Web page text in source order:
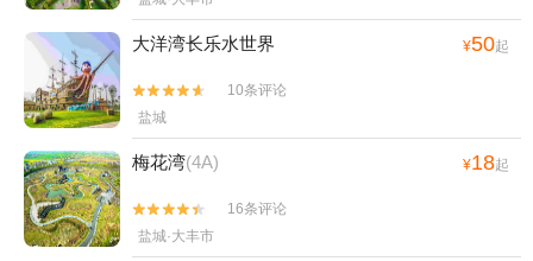
大洋湾长乐水世界 ¥50起


10条评论
盐城
梅花湾(4A) ¥18起


16条评论
盐城·大丰市